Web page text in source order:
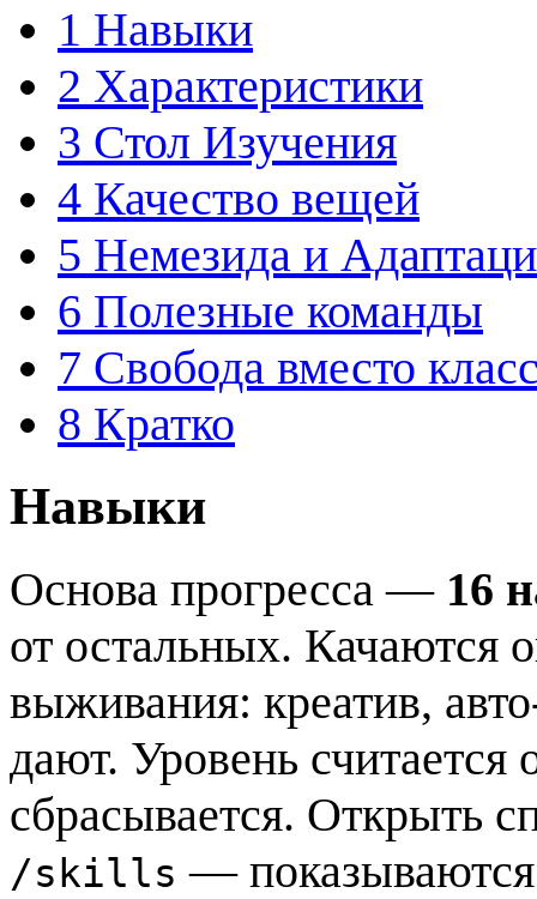
1 Навыки
2 Характеристики
3 Стол Изучения
4 Качество вещей
5 Немезида и
6 Полезные команды
7 Свобода вместо
8 Кратко
Навыки
Основа прогресса — 16
от остальных. Качаются
выживания: креатив,
дают. Уровень считается
сбрасывается. Открыть
/skills — показываются